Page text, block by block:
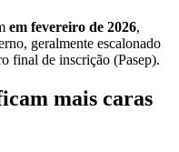
em fevereiro de 2026,
geralmente escalonado
final de inscrição (Pasep).
mais caras